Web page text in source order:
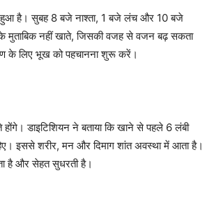
हुआ है। सुबह 8 बजे नाश्ता, 1 बजे लंच और 10 बजे
नहीं खाते, जिसकी वजह से वजन बढ़ सकता
के लिए भूख को पहचानना शुरू करें।
डाइटिशियन ने बताया कि खाने से पहले 6 लंबी
इससे शरीर, मन और दिमाग शांत अवस्था में आता है।
है और सेहत सुधरती है।